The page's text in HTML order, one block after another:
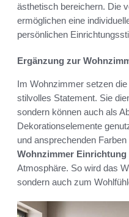
ästhetisch bereichern. Die
ermöglichen eine
persönlichen
Ergänzung zur
Im Wohnzimmer setzen
stilvolles Statement. Sie
sondern können auch als
Dekorationselemente
und ansprechenden
Wohnzimmer Einrichtung
Atmosphäre. So wird das
sondern auch zum